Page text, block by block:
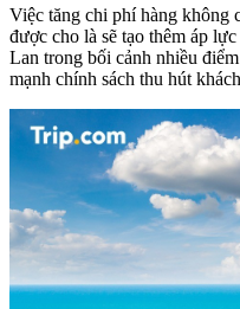
Việc tăng chi phí hàng không
được cho là sẽ tạo thêm áp
Lan trong bối cảnh nhiều
mạnh chính sách thu hút